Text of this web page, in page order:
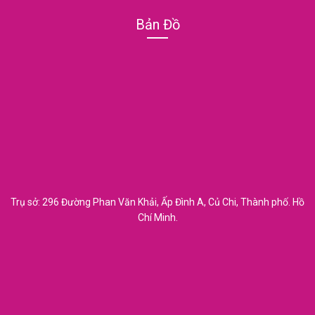
Bản Đồ
Trụ sở: 296 Đường Phan Văn Khải, Ấp Đình A, Củ Chi, Thành phố. Hồ
Chí Minh.